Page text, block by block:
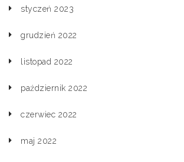
styczeń 2023
grudzień 2022
listopad 2022
październik 2022
czerwiec 2022
maj 2022